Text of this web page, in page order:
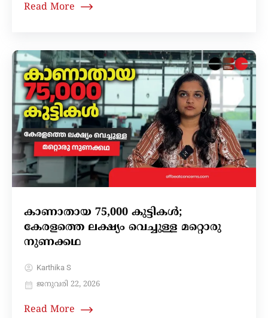
Read More
കാണാതായ 75,000 കുട്ടികൾ;
കേരളത്തെ ലക്ഷ്യം വെച്ചുള്ള മറ്റൊരു
നുണക്കഥ
Karthika S
ജനുവരി 22, 2026
Read More